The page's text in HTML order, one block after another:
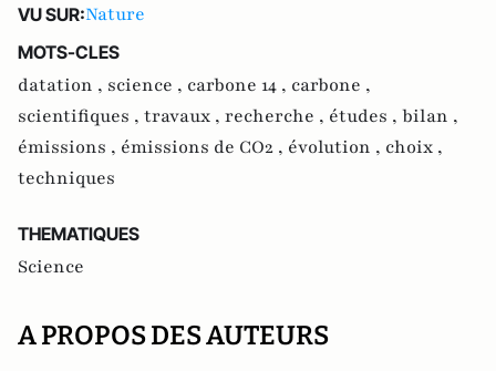
VU SUR:Nature
MOTS-CLES
datation , science , carbone 14 , carbone ,
scientifiques , travaux , recherche , études , bilan ,
émissions , émissions de CO2 , évolution , choix ,
techniques
THEMATIQUES
Science
A PROPOS DES AUTEURS